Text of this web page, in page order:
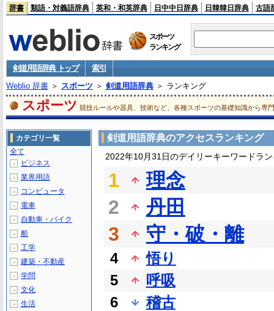
辞書 類語・対義語辞典 英和・和英辞典 日中中日辞典 日韓韓日辞典 古語
スポーツ
ランキング
剣道用語辞典 トップ
索引
Weblio 辞書＞ スポーツ ＞ 剣道用語辞典＞ ランキング
スポーツ 競技ルールや器具、技術など、各種スポーツの基礎知識から専
剣道用語辞典のアクセスランキング
2022年10月31日のデイリーキーワードラ
1
理念
2
丹田
3
守・破・離
4
悟り
5
呼吸
6
稽古
カテゴリ一覧
全て
＋ ビジネス
＋ 業界用語
＋ コンピュータ
＋ 電車
＋ 自動車・バイク
＋ 船
＋ 工学
＋ 建築・不動産
＋ 学問
＋ 文化
＋ 生活